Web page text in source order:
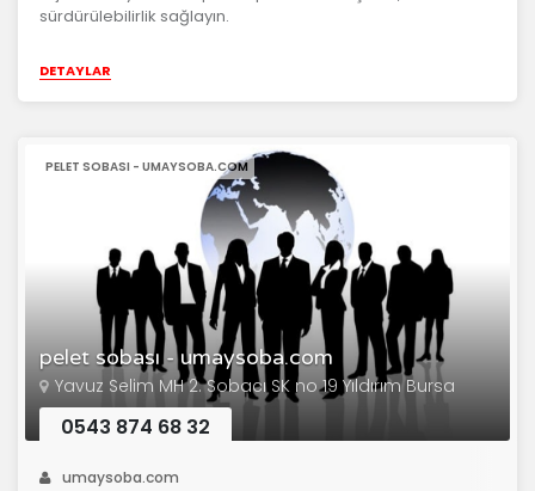
sürdürülebilirlik sağlayın.
DETAYLAR
pelet sobası - umaysoba.com
PELET SOBASI - UMAYSOBA.COM
Yavuz Selim MH 2. Sobacı SK no 19 Yıldırım Bursa
0543 874 68 32
umaysoba.com